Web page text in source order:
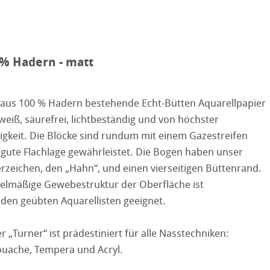
Program
Albums
Album
Rag
Pastel
Hadern - matt
100 % Hadern bestehende Echt-Bütten Aquarellpapier
säurefrei, lichtbeständig und von höchster
Die Blöcke sind rundum mit einem Gazestreifen
Flachlage gewährleistet. Die Bogen haben unser
den „Hahn“, und einen vierseitigen Büttenrand.
Gewebestruktur der Oberfläche ist
geübten Aquarellisten geeignet.
„Turner“ ist prädestiniert für alle Nasstechniken:
Tempera und Acryl.